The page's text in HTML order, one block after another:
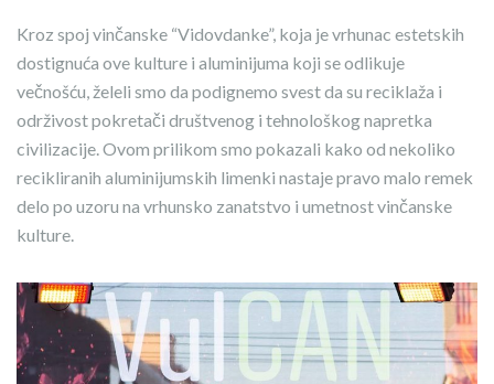
Kroz spoj vinčanske “Vidovdanke”, koja je vrhunac estetskih
dostignuća ove kulture i aluminijuma koji se odlikuje
večnošću, želeli smo da podignemo svest da su reciklaža i
održivost pokretači društvenog i tehnološkog napretka
civilizacije. Ovom prilikom smo pokazali kako od nekoliko
recikliranih aluminijumskih limenki nastaje pravo malo remek
delo po uzoru na vrhunsko zanatstvo i umetnost vinčanske
kulture.